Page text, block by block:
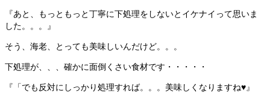
『あと、もっともっと丁寧に下処理をしないとイケナイって思いま
した。。。』
そう、海老、とっても美味しいんだけど。。。
下処理が、、、確かに面倒くさい食材です・・・・・
『「でも反対にしっかり処理すれば。。。美味しくなりますね♥』